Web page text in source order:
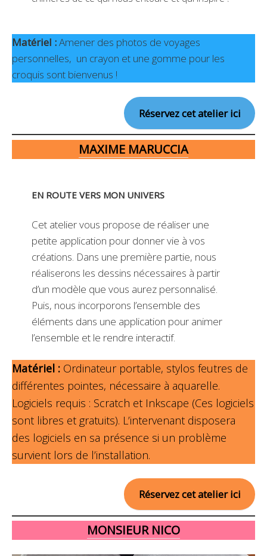
Matériel :Amener des photos de voyages
personnelles, un crayon et une gomme pour les
croquis sont bienvenus !
Réservez cet atelier ici
MAXIME MARUCCIA
EN ROUTE VERS MON UNIVERS
Cet atelier vous propose de réaliser une
petite application pour donner vie à vos
créations. Dans une première partie, nous
réaliserons les dessins nécessaires à partir
d’un modèle que vous aurez personnalisé.
Puis, nous incorporons l’ensemble des
éléments dans une application pour animer
l’ensemble et le rendre interactif.
Matériel : Ordinateur portable, stylos feutres de
différentes pointes, nécessaire à aquarelle.
Logiciels requis : Scratch et Inkscape (Ces logiciels
sont libres et gratuits). L’intervenant disposera
des logiciels en sa présence si un problème
survient lors de l’installation.
Réservez cet atelier ici
MONSIEUR NICO